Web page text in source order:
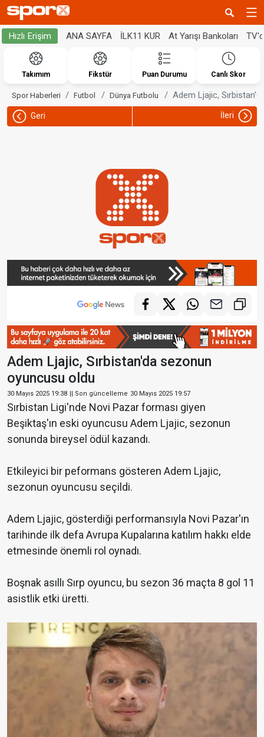
Hızlı Erişim ANA SAYFA İLK11 KUR At Yarışı Bankoları
Takımım Fikstür Puan Durumu Canlı Skor
Spor Haberleri Futbol Dünya Futbolu Adem Ljajic,
Geri İleri
Adem Ljajic, Sırbistan'da sezonun
oyuncusu oldu
30 Mayıs 2025 19:38 || Son güncelleme 30 Mayıs 2025 19:57
Sırbistan Ligi'nde Novi Pazar forması giyen
Beşiktaş'ın eski oyuncusu Adem Ljajic, sezonun
sonunda bireysel ödül kazandı.
Etkileyici bir peformans gösteren Adem Ljajic,
sezonun oyuncusu seçildi.
Adem Ljajic, gösterdiği performansıyla Novi Pazar'ın
tarihinde ilk defa Avrupa Kupalarına katılım hakkı elde
etmesinde önemli rol oynadı.
Boşnak asıllı Sırp oyuncu, bu sezon 36 maçta 8 gol 11
asistlik etki üretti.